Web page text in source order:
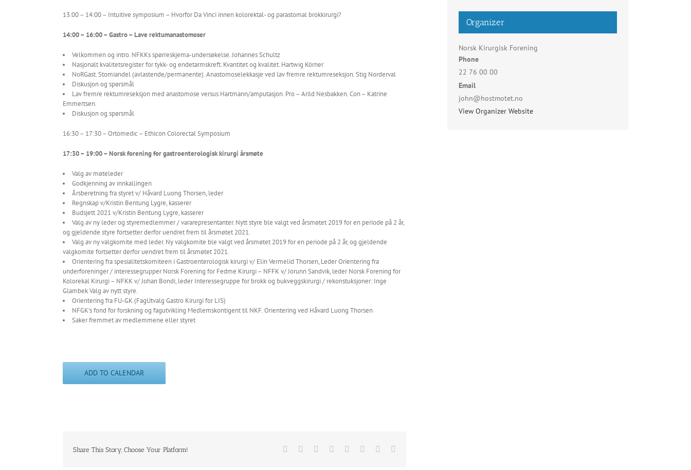
13:00 – 14:00 – Intuitive symposium – Hvorfor Da Vinci innen kolorektal- og parastomal brokkirurgi?
14:00 – 16:00 – Gastro – Lave rektumanastomoser
Velkommen og intro. NFKKs spørreskjema-undersøkelse. Johannes Schultz
Nasjonalt kvalitetsregister for tykk- og endetarmskreft. Kvantitet og kvalitet. Hartwig Körner
NoRGast. Stomiandel (avlastende/permanente). Anastomoselekkasje ved lav fremre rektumreseksjon. Stig Norderval
Diskusjon og spørsmål
Lav fremre rektumreseksjon med anastomose versus Hartmann/amputasjon. Pro – Arild Nesbakken. Con – Katrine
Emmertsen.
Diskusjon og spørsmål
16:30 – 17:30 – Ortomedic – Ethicon Colorectal Symposium
17:30 – 19:00 – Norsk forening for gastroenterologisk kirurgi årsmøte
Valg av møteleder
Godkjenning av innkallingen
Årsberetning fra styret v/ Håvard Luong Thorsen, leder
Regnskap v/Kristin Bentung Lygre, kasserer
Budsjett 2021 v/Kristin Bentung Lygre, kasserer
Valg av ny leder og styremedlemmer / vararepresentanter. Nytt styre ble valgt ved årsmøtet 2019 for en periode på 2 år,
og gjeldende styre fortsetter derfor uendret frem til årsmøtet 2021.
Valg av ny valgkomite med leder. Ny valgkomite ble valgt ved årsmøtet 2019 for en periode på 2 år, og gjeldende
valgkomite fortsetter derfor uendret frem til årsmøtet 2021.
Orientering fra spesialitetskomiteen i Gastroenterologisk kirurgi v/ Elin Vermelid Thorsen, Leder Orientering fra
underforeninger / interessegrupper Norsk Forening for Fedme Kirurgi – NFFK v/ Jorunn Sandvik, leder Norsk Forening for
Kolorekal Kirurgi – NFKK v/ Johan Bondi, leder Interessegruppe for brokk og bukveggskirurgi / rekonstuksjoner: Inge
Glambek Valg av nytt styre.
Orientering fra FU-GK (FagUtvalg Gastro Kirurgi for LIS)
NFGK’s fond for forskning og fagutvikling Medlemskontigent til NKF. Orientering ved Håvard Luong Thorsen
Saker fremmet av medlemmene eller styret
ADD TO CALENDAR
Share This Story, Choose Your Platform! Facebook Reddit LinkedIn
TumblrPinterest
Organizer
Norsk Kirurgisk Forening
Phone
22 76 00 00
Email
john@hostmotet.no
View Organizer Website